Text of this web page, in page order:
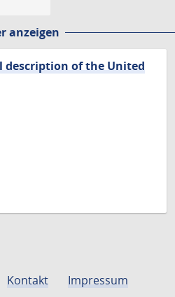
anzeigen
description of the United
Kontakt
Impressum